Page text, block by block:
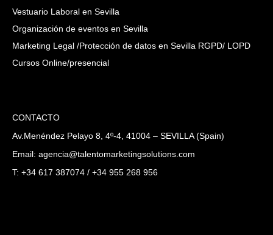
Vestuario Laboral en Sevilla
Organización de eventos en Sevilla
Marketing Legal /Protección de datos en Sevilla RGPD/ LOPD
Cursos Online/presencial
CONTACTO
Av.Menéndez Pelayo 8, 4º-4, 41004 – SEVILLA (Spain)
Email: agencia@talentomarketingsolutions.com
T: +34 617 387074 / +34 955 268 956